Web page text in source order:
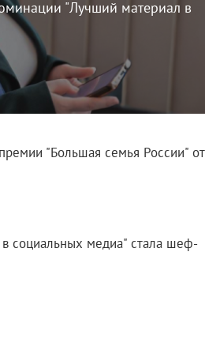
"Лучший материал в
"Большая семья России" от
социальных медиа" стала шеф-